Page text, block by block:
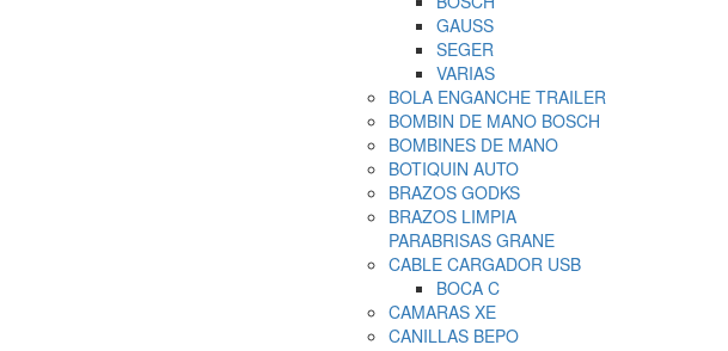
GAUSS
SEGER
VARIAS
BOLA ENGANCHE TRAILER
BOMBIN DE MANO BOSCH
BOMBINES DE MANO
BOTIQUIN AUTO
BRAZOS GODKS
BRAZOS LIMPIA
PARABRISAS GRANE
CABLE CARGADOR USB
BOCA C
CAMARAS XE
CANILLAS BEPO